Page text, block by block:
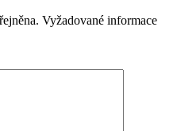
Vyžadované informace